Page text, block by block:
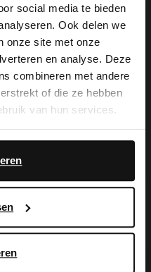
social media te bieden
Ook delen we
onze site met onze
en analyse. Deze
combineren met andere
of die ze hebben
van hun services.
empfehlen
von Collonil.
×
English?
isn't Dutch. Would